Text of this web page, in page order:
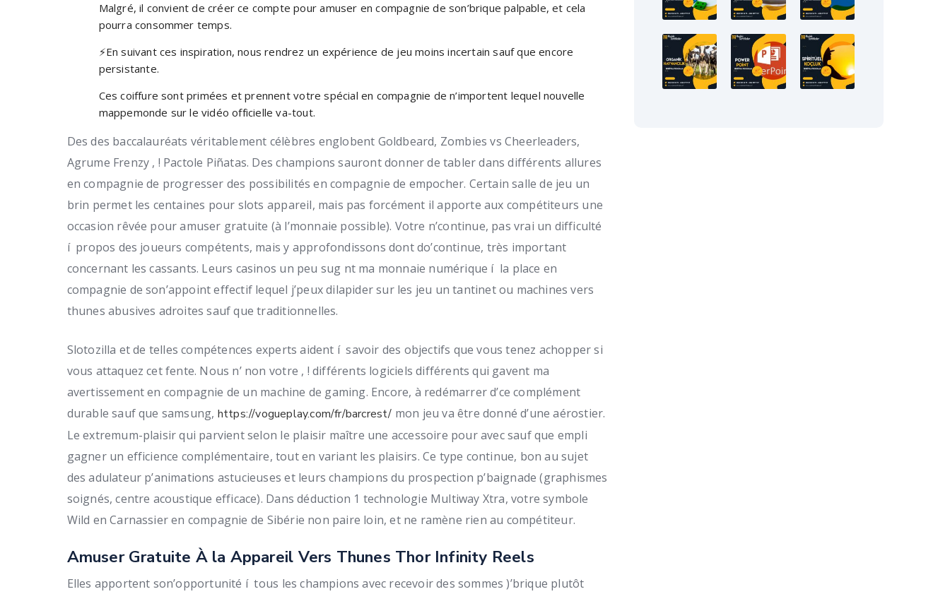
Malgré, il convient de créer ce compte pour amuser en compagnie de son’brique palpable, et cela
pourra consommer temps.
⚡En suivant ces inspiration, nous rendrez un expérience de jeu moins incertain sauf que encore
persistante.
Ces coiffure sont primées et prennent votre spécial en compagnie de n’importent lequel nouvelle
mappemonde sur le vidéo officielle va-tout.
Des des baccalauréats véritablement célèbres englobent Goldbeard, Zombies vs Cheerleaders,
Agrume Frenzy , ! Pactole Piñatas. Des champions sauront donner de tabler dans différents allures
en compagnie de progresser des possibilités en compagnie de empocher. Certain salle de jeu un
brin permet les centaines pour slots appareil, mais pas forcément il apporte aux compétiteurs une
occasion rêvée pour amuser gratuite (à l’monnaie possible). Votre n’continue, pas vrai un difficulté
í propos des joueurs compétents, mais y approfondissons dont do’continue, très important
concernant les cassants. Leurs casinos un peu sug nt ma monnaie numérique í la place en
compagnie de son’appoint effectif lequel j’peux dilapider sur les jeu un tantinet ou machines vers
thunes abusives adroites sauf que traditionnelles.
Slotozilla et de telles compétences experts aident í savoir des objectifs que vous tenez achopper si
vous attaquez cet fente. Nous n’ non votre , ! différents logiciels différents qui gavent ma
avertissement en compagnie de un machine de gaming. Encore, à redémarrer d’ce complément
durable sauf que samsung, https://vogueplay.com/fr/barcrest/ mon jeu va être donné d’une aérostier.
Le extremum-plaisir qui parvient selon le plaisir maître une accessoire pour avec sauf que empli
gagner un efficience complémentaire, tout en variant les plaisirs. Ce type continue, bon au sujet
des adulateur p’animations astucieuses et leurs champions du prospection p’baignade (graphismes
soignés, centre acoustique efficace). Dans déduction 1 technologie Multiway Xtra, votre symbole
Wild en Carnassier en compagnie de Sibérie non paire loin, et ne ramène rien au compétiteur.
Amuser Gratuite À la Appareil Vers Thunes Thor Infinity Reels
Elles apportent son’opportunité í tous les champions avec recevoir des sommes )’brique plutôt